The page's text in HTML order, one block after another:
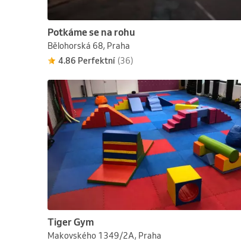
Potkáme se na rohu
Bělohorská 68, Praha
4.86 Perfektní (36)
Tiger Gym
Makovského 1349/2A, Praha